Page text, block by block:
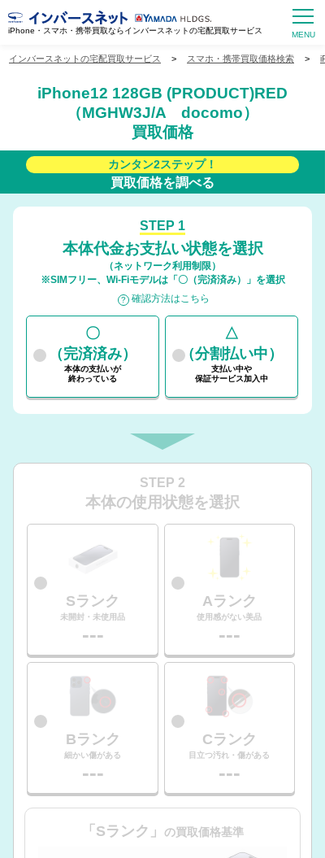
iPhone・スマホ・携帯買取ならインバースネットの宅配買取サービス
インバースネットの宅配買取サービス > スマホ・携帯買取価格検索 >
iPhone12 128GB (PRODUCT)RED
（MGHW3J/A docomo）
買取価格
カンタン2ステップ！
買取価格を調べる
STEP 1
本体代金お支払い状態を選択
（ネットワーク利用制限）
※SIMフリー、Wi-Fiモデルは「〇（完済済み）」を選択
確認方法はこちら
〇
（完済済み）
本体の支払いが
終わっている
△
（分割払い中）
支払い中や
保証サービス加入中
STEP 2
本体の使用状態を選択
Sランク
未開封・未使用品
---
Aランク
使用感がない美品
---
Bランク
細かい傷がある
---
Cランク
目立つ汚れ・傷がある
---
「Sランク」 の買取価格基準